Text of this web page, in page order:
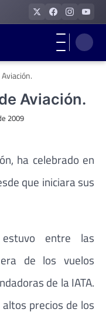
Aviación.
2009
ha celebrado en
que iniciara sus
entre las
de los vuelos
de la IATA.
precios de los